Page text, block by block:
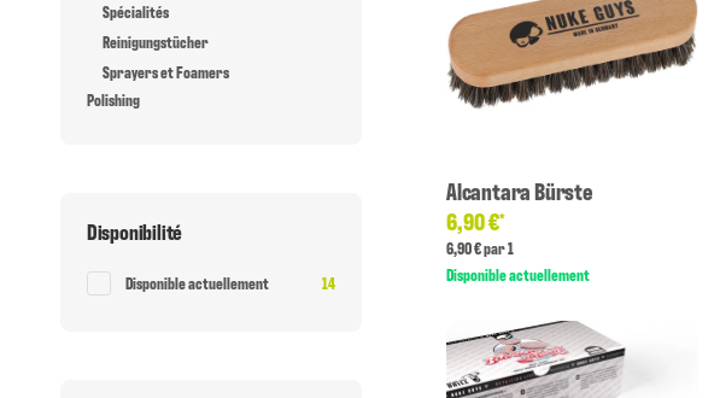
Alcantara Bürste
6,90 €*
6,90 € par 1
Disponible actuellement
Spécialités
Reinigungstücher
Sprayers et Foamers
Polishing
Disponibilité
Disponible actuellement 14Article Trouv?